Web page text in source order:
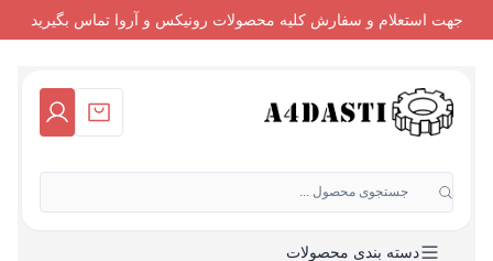
جهت استعلام و سفارش کلیه محصولات رونیکس و آروا تماس بگیرید
جستجوی محصول ...
دسته بندی محصولات